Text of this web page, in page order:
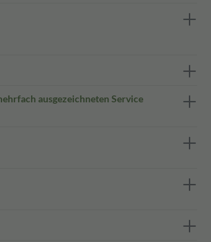
ausgezeichneten Service